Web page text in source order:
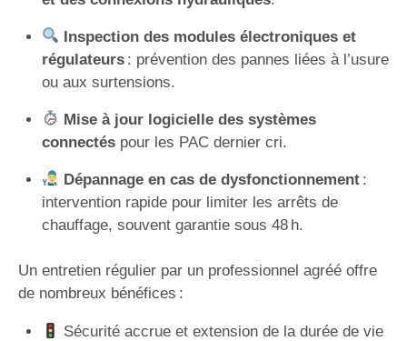
Inspection des modules électroniques et
régulateurs: prévention des pannes liées à l’usure
ou aux surtensions.
Mise à jour logicielle des systèmes
connectéspour les PAC dernier cri.
Dépannage en cas de dysfonctionnement:
intervention rapide pour limiter les arrêts de
chauffage, souvent garantie sous 48 h.
Un entretien régulier par un professionnel agréé offre
de nombreux bénéfices :
Sécurité accrue et extension de la durée de vie